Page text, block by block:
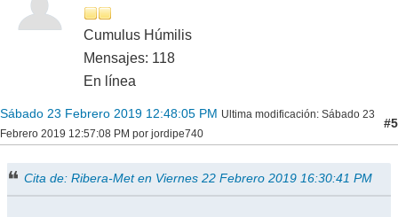
Cumulus Húmilis
Mensajes: 118
En línea
Sábado 23 Febrero 2019 12:48:05 PM Ultima modificación: Sábado 23
Febrero 2019 12:57:08 PM por jordipe740
#5
Cita de: Ribera-Met en Viernes 22 Febrero 2019 16:30:41 PM